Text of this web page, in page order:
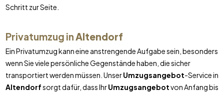
Schritt zur Seite.
Privatumzug inAltendorf
Ein Privatumzug kann eine anstrengende Aufgabe sein, besonders
wenn Sie viele persönliche Gegenstände haben, die sicher
transportiert werden müssen. UnserUmzugsangebot-Service in
Altendorfsorgt dafür, dass IhrUmzugsangebotvon Anfang bis